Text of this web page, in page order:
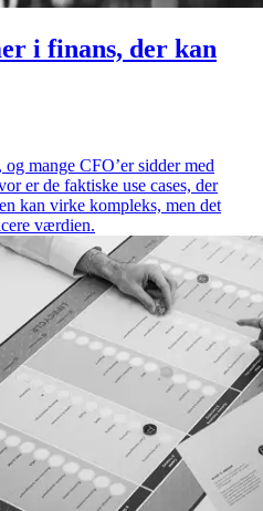
i finans, der kan
mange CFO’er sidder med
er de faktiske use cases, der
kan virke kompleks, men det
værdien.